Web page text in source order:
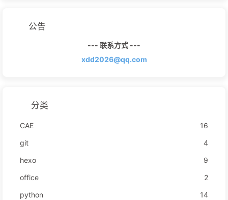
公告
--- 联系方式 ---
xdd2026@qq.com
分类
CAE
16
git
4
hexo
9
office
2
python
14